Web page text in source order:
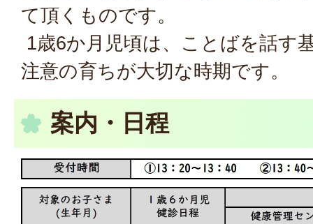
て頂くものです。
1歳6か月児頃は、ことばを話す
注意の育ちが大切な時期です。
案内・日程